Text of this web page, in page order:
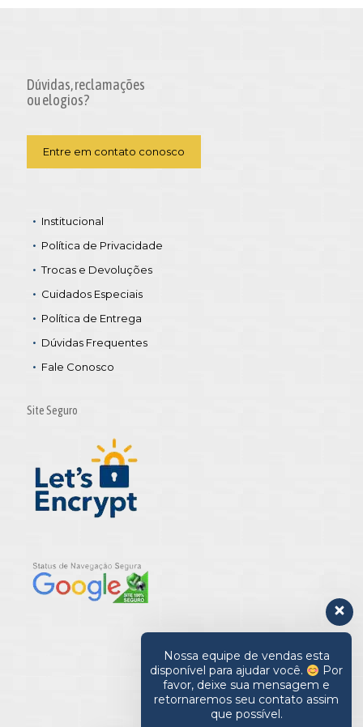
Dúvidas, reclamações
ou elogios?
Entre em contato conosco
Institucional
Política de Privacidade
Trocas e Devoluções
Cuidados Especiais
Política de Entrega
Dúvidas Frequentes
Fale Conosco
Site Seguro
Nossa equipe de vendas esta
disponível para ajudar você.
Por
favor, deixe sua mensagem e
retornaremos seu contato assim
que possível.